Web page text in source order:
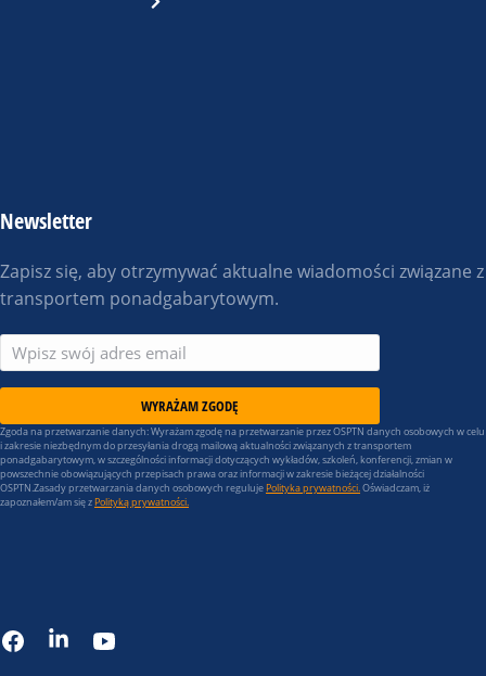
Newsletter
Zapisz się, aby otrzymywać aktualne wiadomości związane z
transportem ponadgabarytowym.
WYRAŻAM ZGODĘ
Zgoda na przetwarzanie danych: Wyrażam zgodę na przetwarzanie przez OSPTN danych osobowych w celu
i zakresie niezbędnym do przesyłania drogą mailową aktualności związanych z transportem
ponadgabarytowym, w szczególności informacji dotyczących wykładów, szkoleń, konferencji, zmian w
powszechnie obowiązujących przepisach prawa oraz informacji w zakresie bieżącej działalności
OSPTN.Zasady przetwarzania danych osobowych regulujePolityka prywatności.Oświadczam, iż
zapoznałem/am się zPolityką prywatności.